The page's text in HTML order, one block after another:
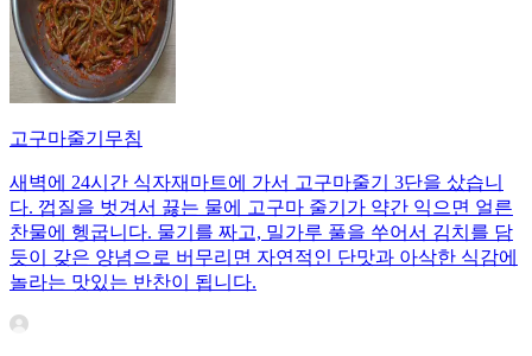
고구마줄기무침
새벽에 24시간 식자재마트에 가서 고구마줄기 3단을 샀습니
다. 껍질을 벗겨서 끓는 물에 고구마 줄기가 약간 익으면 얼른
찬물에 헹굽니다. 물기를 짜고, 밀가루 풀을 쑤어서 김치를 담
듯이 갖은 양념으로 버무리면 자연적인 단맛과 아삭한 식감에
놀라는 맛있는 반찬이 됩니다.